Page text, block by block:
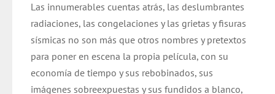
Las innumerables cuentas atrás, las deslumbrantes
radiaciones, las congelaciones y las grietas y fisuras
sísmicas no son más que otros nombres y pretextos
para poner en escena la propia película, con su
economía de tiempo y sus rebobinados, sus
imágenes sobreexpuestas y sus fundidos a blanco,